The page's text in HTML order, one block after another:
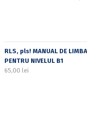
RLS, pls! MANUAL DE
PENTRU NIVELUL B1
65,00 lei